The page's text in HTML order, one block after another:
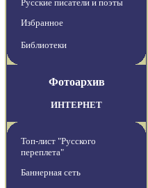
Русские писатели и поэты
Избранное
Библиотеки
Фотоархив
ИНТЕРНЕТ
Топ-лист "Русского
переплета"
Баннерная сеть